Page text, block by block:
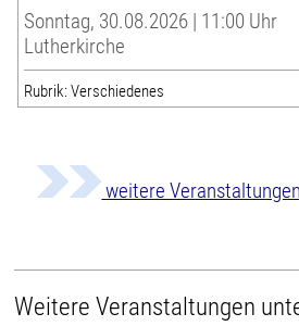
Sonntag, 30.08.2026 | 11:00 Uhr
Lutherkirche
Rubrik: Verschiedenes
weitere Veranstaltungen
Weitere Veranstaltungen